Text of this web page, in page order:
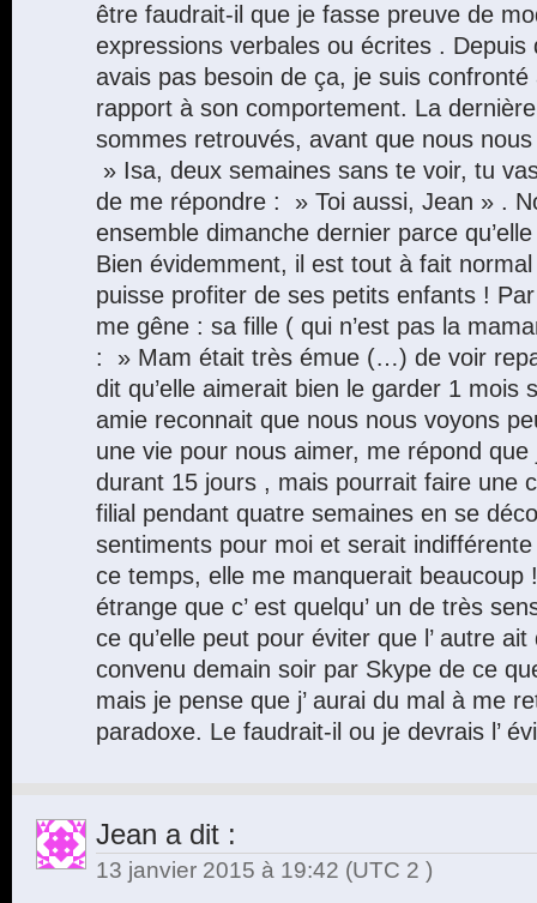
être faudrait-il que je fasse preuve de
expressions verbales ou écrites . Depuis
avais pas besoin de ça, je suis
rapport à son comportement. La
sommes retrouvés, avant que nous
» Isa, deux semaines sans te voir, tu
de me répondre : » Toi aussi, Jean » .
ensemble dimanche dernier parce
Bien évidemment, il est tout à fait normal
puisse profiter de ses petits enfants !
me gêne : sa fille ( qui n’est pas la
: » Mam était très émue (…) de voir
dit qu’elle aimerait bien le garder 1 mois
amie reconnait que nous nous voyons
une vie pour nous aimer, me répond
durant 15 jours , mais pourrait faire une
filial pendant quatre semaines en se
sentiments pour moi et serait
ce temps, elle me manquerait beaucoup !
étrange que c’ est quelqu’ un de très
ce qu’elle peut pour éviter que l’ autre
convenu demain soir par Skype de ce
mais je pense que j’ aurai du mal à me
paradoxe. Le faudrait-il ou je devrais l’
Jean a dit :
13 janvier 2015 à 19:42 (UTC 2 )